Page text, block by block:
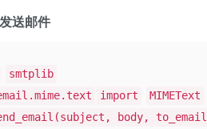
送邮件
smtplib
import
MIMEText
body,